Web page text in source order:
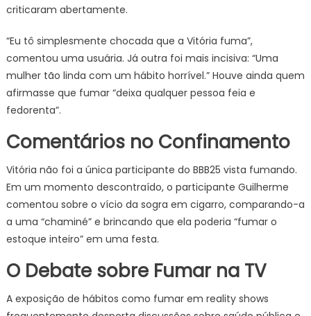
criticaram abertamente.
“Eu tô simplesmente chocada que a Vitória fuma”,
comentou uma usuária. Já outra foi mais incisiva: “Uma
mulher tão linda com um hábito horrível.” Houve ainda quem
afirmasse que fumar “deixa qualquer pessoa feia e
fedorenta”.
Comentários no Confinamento
Vitória não foi a única participante do BBB25 vista fumando.
Em um momento descontraído, o participante Guilherme
comentou sobre o vício da sogra em cigarro, comparando-a
a uma “chaminé” e brincando que ela poderia “fumar o
estoque inteiro” em uma festa.
O Debate sobre Fumar na TV
A exposição de hábitos como fumar em reality shows